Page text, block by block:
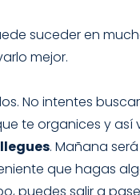
suceder en
mejor.
No intentes
te organices y
. Mañana
que hagas
puedes salir a